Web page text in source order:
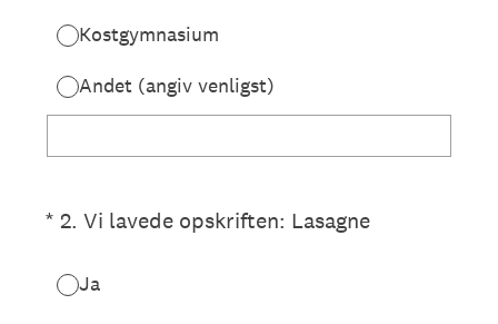
Kostgymnasium
Andet (angiv venligst)
* 2. Vi lavede opskriften: Lasagne
(påkrævet)
Ja